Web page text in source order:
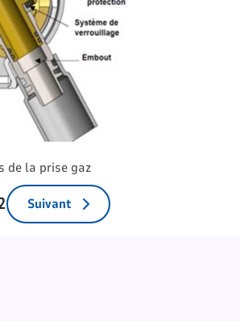
de la prise gaz
Suivant